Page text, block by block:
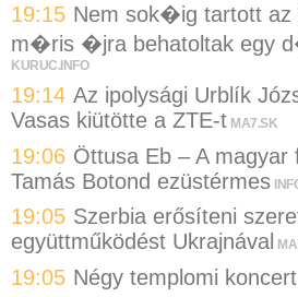
19:15 Nem sok�ig tartott
m�ris �jra behatoltak egy
KURUC.INFO
19:14 Az ipolysági Urblík
Vasas kiütötte a ZTE-t MA7.SK
19:06 Öttusa Eb – A magyar
Tamás Botond ezüstérmes
19:05 Szerbia erősíteni
együttműködést Ukrajnával
19:05 Négy templomi koncert